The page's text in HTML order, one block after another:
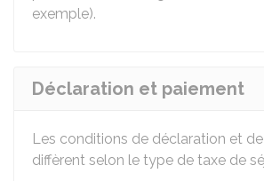
exemple).
Déclaration et paiement
Les conditions de déclaration et
diffèrent selon le type de taxe de